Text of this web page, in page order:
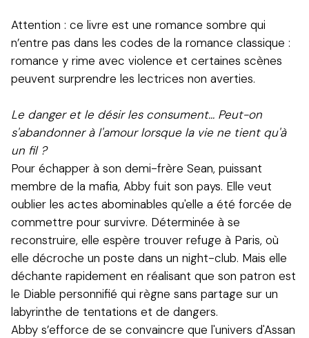
Attention : ce livre est une romance sombre qui
n’entre pas dans les codes de la romance classique :
romance y rime avec violence et certaines scènes
peuvent surprendre les lectrices non averties.
Le danger et le désir les consument... Peut-on
s'abandonner à l'amour lorsque la vie ne tient qu'à
un fil ?
Pour échapper à son demi-frère Sean, puissant
membre de la mafia, Abby fuit son pays. Elle veut
oublier les actes abominables qu'elle a été forcée de
commettre pour survivre. Déterminée à se
reconstruire, elle espère trouver refuge à Paris, où
elle décroche un poste dans un night-club. Mais elle
déchante rapidement en réalisant que son patron est
le Diable personnifié qui règne sans partage sur un
labyrinthe de tentations et de dangers.
Abby s’efforce de se convaincre que l'univers d'Assan